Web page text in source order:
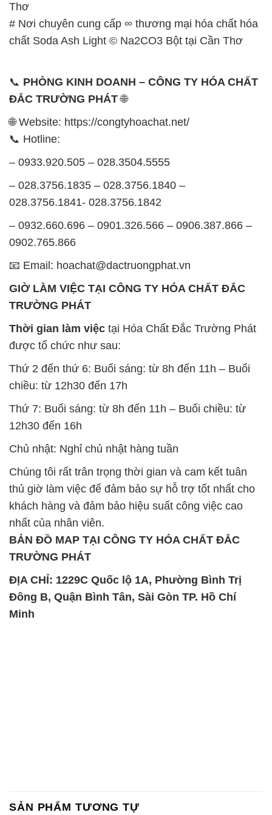
Thơ
# Nơi chuyên cung cấp ∞ thương mại hóa chất hóa
chất Soda Ash Light © Na2CO3 Bột tại Cần Thơ
📞 PHÒNG KINH DOANH – CÔNG TY HÓA CHẤT
ĐẮC TRƯỜNG PHÁT🌐
🌐 Website: https://congtyhoachat.net/
📞 Hotline:
– 0933.920.505 – 028.3504.5555
– 028.3756.1835 – 028.3756.1840 –
028.3756.1841- 028.3756.1842
– 0932.660.696 – 0901.326.566 – 0906.387.866 –
0902.765.866
📧 Email: hoachat@dactruongphat.vn
GIỜ LÀM VIỆC TẠI CÔNG TY HÓA CHẤT ĐẮC
TRƯỜNG PHÁT
Thời gian làm việc tại Hóa Chất Đắc Trường Phát
được tổ chức như sau:
Thứ 2 đến thứ 6: Buổi sáng: từ 8h đến 11h – Buổi
chiều: từ 12h30 đến 17h
Thứ 7: Buổi sáng: từ 8h đến 11h – Buổi chiều: từ
12h30 đến 16h
Chủ nhật: Nghỉ chủ nhật hàng tuần
Chúng tôi rất trân trọng thời gian và cam kết tuân
thủ giờ làm việc để đảm bảo sự hỗ trợ tốt nhất cho
khách hàng và đảm bảo hiệu suất công việc cao
nhất của nhân viên.
BẢN ĐỒ MAP TẠI CÔNG TY HÓA CHẤT ĐẮC
TRƯỜNG PHÁT
ĐỊA CHỈ: 1229C Quốc lộ 1A, Phường Bình Trị
Đông B, Quận Bình Tân, Sài Gòn TP. Hồ Chí
Minh
SẢN PHẨM TƯƠNG TỰ